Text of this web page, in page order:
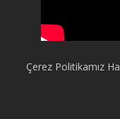
Çerez Politikamız